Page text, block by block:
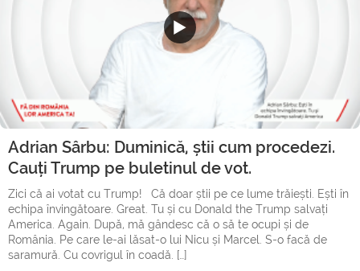
Adrian Sârbu: Duminică, știi cum procedezi.
Cauți Trump pe buletinul de vot.
Zici că ai votat cu Trump! Că doar știi pe ce lume trăiești. Ești în
echipa învingătoare. Great. Tu și cu Donald the Trump salvați
America. Again. După, mă gândesc că o să te ocupi și de
România. Pe care le-ai lăsat-o lui Nicu și Marcel. S-o facă de
saramură. Cu covrigul în coadă. […]